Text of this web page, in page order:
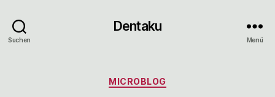
Suchen
Dentaku
Menü
Kategorien
MICROBLOG